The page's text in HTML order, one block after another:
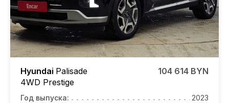
Hyundai Palisade
4WD Prestige
104 614 BYN
Год выпуска:
2023